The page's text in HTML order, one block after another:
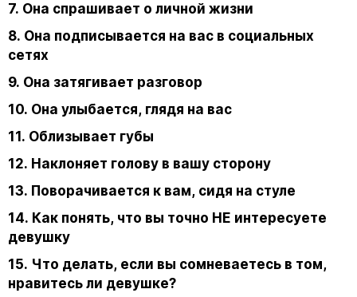
7. Она спрашивает о личной жизни
8. Она подписывается на вас в социальных
сетях
9. Она затягивает разговор
10. Она улыбается, глядя на вас
11. Облизывает губы
12. Наклоняет голову в вашу сторону
13. Поворачивается к вам, сидя на стуле
14. Как понять, что вы точно НЕ интересуете
девушку
15. Что делать, если вы сомневаетесь в том,
нравитесь ли девушке?